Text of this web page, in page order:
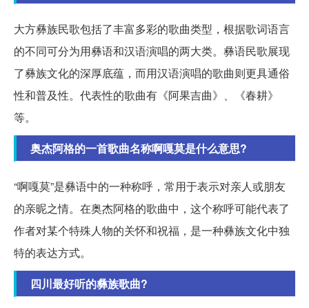
大方彝族民歌包括了丰富多彩的歌曲类型，根据歌词语言
的不同可分为用彝语和汉语演唱的两大类。彝语民歌展现
了彝族文化的深厚底蕴，而用汉语演唱的歌曲则更具通俗
性和普及性。代表性的歌曲有《阿果吉曲》、《春耕》
等。
奥杰阿格的一首歌曲名称啊嘎莫是什么意思?
“啊嘎莫”是彝语中的一种称呼，常用于表示对亲人或朋友
的亲昵之情。在奥杰阿格的歌曲中，这个称呼可能代表了
作者对某个特殊人物的关怀和祝福，是一种彝族文化中独
特的表达方式。
四川最好听的彝族歌曲?